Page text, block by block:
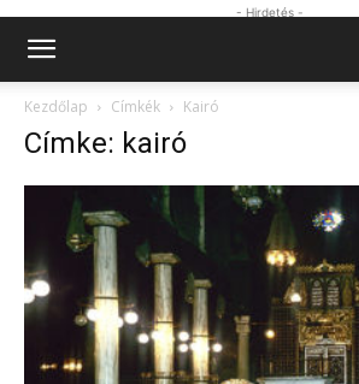
- Hirdetés -
Kezdőlap Címkék Kairó
Címke: kairó